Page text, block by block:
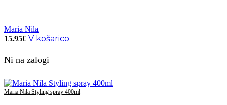
Maria Nila
15.95€ V košarico
Ni na zalogi
Maria Nila Styling spray 400ml